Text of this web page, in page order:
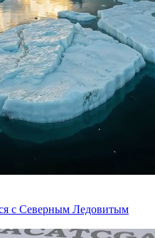
с Северным Ледовитым